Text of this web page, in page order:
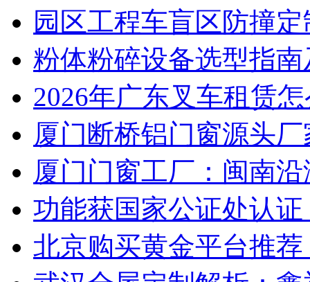
园区工程车盲区防撞
粉体粉碎设备选型指
2026年广东叉车租赁
厦门断桥铝门窗源头
厦门门窗工厂：闽南
功能获国家公证处认
北京购买黄金平台推